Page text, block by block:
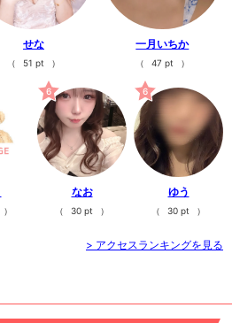
せな
（ 51 pt ）
一月いちか
（ 47 pt ）
）
6
なお
（ 30 pt ）
6
ゆう
（ 30 pt ）
> アクセスランキングを見る